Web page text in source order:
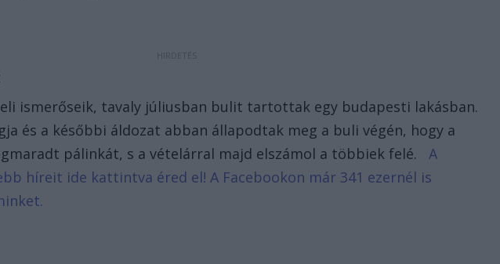
ismerőseik, tavaly júliusban bulit tartottak egy budapesti lakásban.
és a későbbi áldozat abban állapodtak meg a buli végén, hogy a
pálinkát, s a vételárral majd elszámol a többiek felé.
A
híreit ide kattintva éred el! A Facebookon már 341 ezernél is